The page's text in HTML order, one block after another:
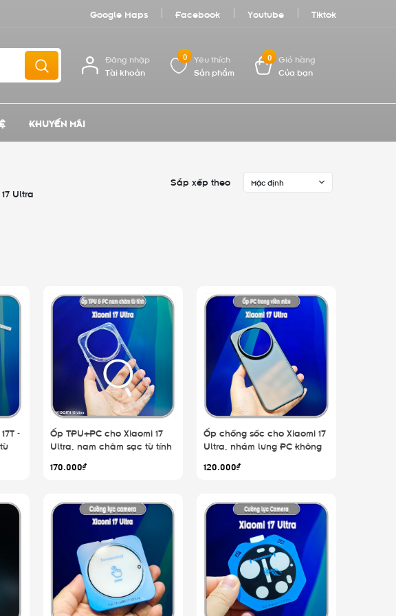
Google Maps Facebook Youtube Tiktok
Đăng nhập
Tài khoản
0
Yêu thích
Sản phẩm
0
Giỏ hàng
Của bạn
KHUYẾN MÃI
Ultra
Sắp xếp theo Mặc định
-
Ốp TPU+PC cho Xiaomi 17
Ultra, nam châm sạc từ tính
170.000₫
Ốp chống sốc cho Xiaomi 17
Ultra, nhám lưng PC không
120.000₫